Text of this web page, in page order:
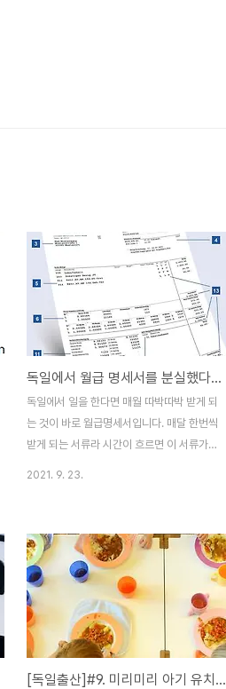
독일에서 월급 명세서를 분실했다면 어떻게 해야할까?
독일에서 일을 한다면 매월 따박따박 받게 되
는 것이 바로 월급명세서입니다. 매달 한번씩
받게 되는 서류라 시간이 흐르면 이 서류가
또 향후에 연금 관련해서 일을 처리해야할
때... 반드시 필요한 것이 바로 이 서류입니다.
하지만 매번 월급명세서를 정리해서 보관하
는 게 귀찮기도 하고, 깜빡 잊고살면 어쩌면
(?) 영영 사라지기도 합니다... 제가 딱 그런
경우였는데요. 귀차니즘으로 월급 명세서 정
리를 차일피일 미루다... 비자 신청할때가 다
2021. 9. 23.
[독일출산]#9. 미리미리 아기 유치원 등록해놓기